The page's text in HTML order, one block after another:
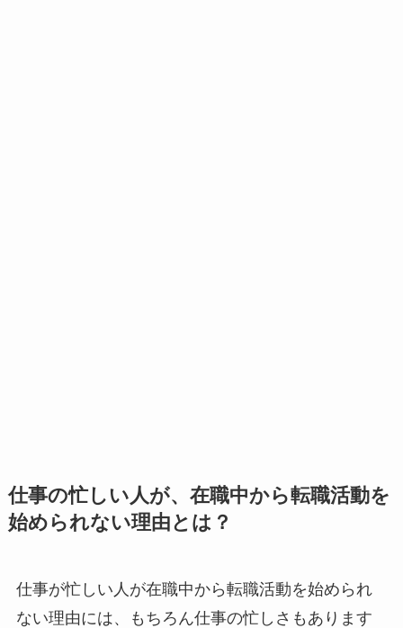
仕事の忙しい人が、在職中から転職活動を
始められない理由とは？
仕事が忙しい人が在職中から転職活動を始められ
ない理由には、もちろん仕事の忙しさもあります